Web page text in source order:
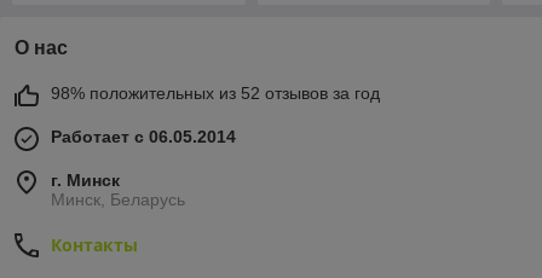
О нас
98% положительных из 52 отзывов за год
Работает с 06.05.2014
г. Минск
Минск, Беларусь
Контакты